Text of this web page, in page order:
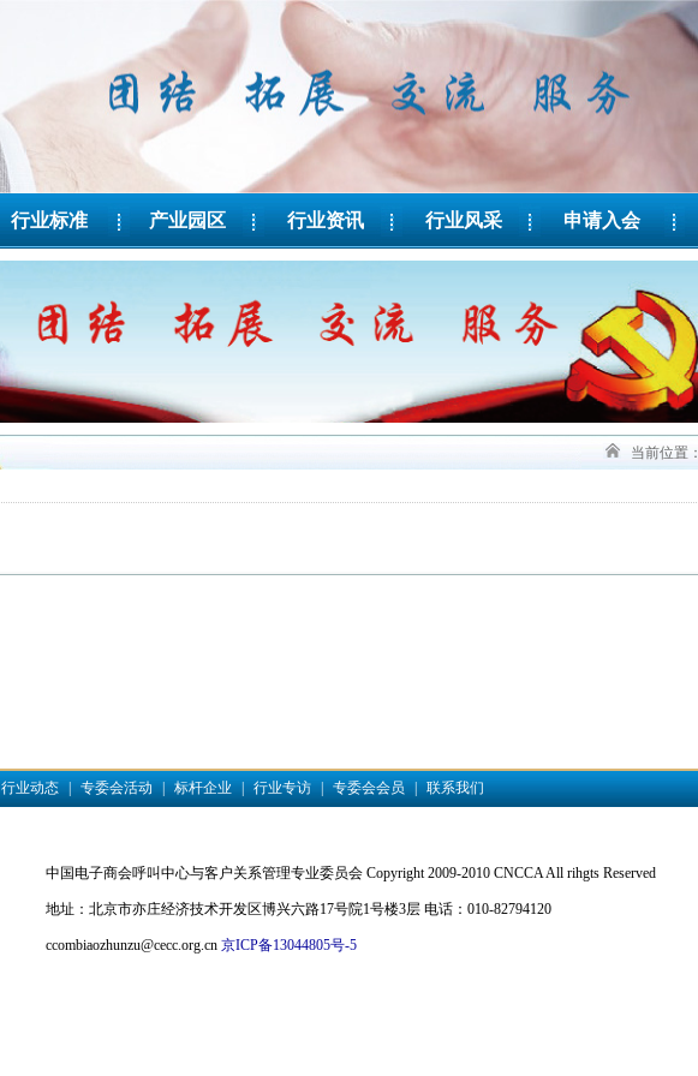
行业标准 产业园区 行业资讯 行业风采 申请入会
当前位置：
行业动态 专委会活动 标杆企业 行业专访 专委会会员 联系我们
中国电子商会呼叫中心与客户关系管理专业委员会 Copyright 2009-2010 CNCCA All rihgts Reserved
地址：北京市亦庄经济技术开发区博兴六路17号院1号楼3层 电话：010-82794120
ccombiaozhunzu@cecc.org.cn 京ICP备13044805号-5